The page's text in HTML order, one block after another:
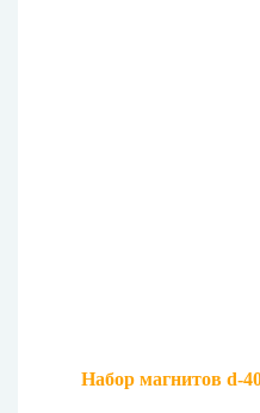
Набор магнитов d-